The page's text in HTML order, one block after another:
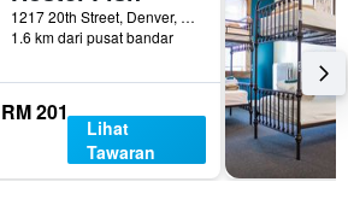
1217 20th Street, Denver, CO, Amerika Syarikat
1.6 km dari pusat bandar
RM 201
Lihat
Tawaran